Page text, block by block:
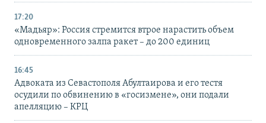
17:20
«Мадьяр»: Россия стремится втрое нарастить объем
одновременного залпа ракет – до 200 единиц
16:45
Адвоката из Севастополя Абултаирова и его тестя
осудили по обвинению в «госизмене», они подали
апелляцию – КРЦ